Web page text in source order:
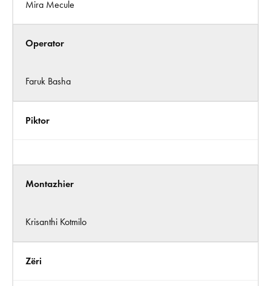
Mira Mecule
Operator
Faruk Basha
Piktor
Montazhier
Krisanthi Kotmilo
Zëri